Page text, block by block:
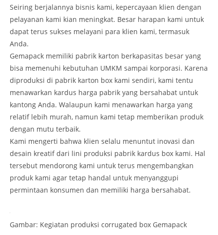
Seiring berjalannya bisnis kami, kepercayaan klien dengan
pelayanan kami kian meningkat. Besar harapan kami untuk
dapat terus sukses melayani para klien kami, termasuk
Anda.
Gemapack memiliki pabrik karton berkapasitas besar yang
bisa memenuhi kebutuhan UMKM sampai korporasi. Karena
diproduksi di pabrik karton box kami sendiri, kami tentu
menawarkan kardus harga pabrik yang bersahabat untuk
kantong Anda. Walaupun kami menawarkan harga yang
relatif lebih murah, namun kami tetap memberikan produk
dengan mutu terbaik.
Kami mengerti bahwa klien selalu menuntut inovasi dan
desain kreatif dari lini produksi pabrik kardus box kami. Hal
tersebut mendorong kami untuk terus mengembangkan
produk kami agar tetap handal untuk menyanggupi
permintaan konsumen dan memiliki harga bersahabat.
Gambar: Kegiatan produksi corrugated box Gemapack